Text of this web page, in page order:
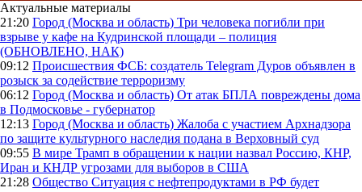
Актуальные материалы
21:20 Город (Москва и область) Три человека погибли при
взрыве у кафе на Кудринской площади – полиция
(ОБНОВЛЕНО, НАК)
09:12 Происшествия ФСБ: создатель Telegram Дуров объявлен в
розыск за содействие терроризму
06:12 Город (Москва и область) От атак БПЛА повреждены дома
в Подмосковье - губернатор
12:13 Город (Москва и область) Жалоба с участием Архнадзора
по защите культурного наследия подана в Верховный суд
09:55 В мире Трамп в обращении к нации назвал Россию, КНР,
Иран и КНДР угрозами для выборов в США
21:28 Общество Ситуация с нефтепродуктами в РФ будет